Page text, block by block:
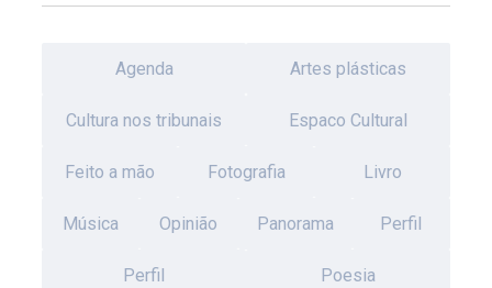
Agenda Artes plásticas
Cultura nos tribunais Espaco Cultural
Feito a mão Fotografia Livro
Música Opinião Panorama Perfil
Perfil Poesia